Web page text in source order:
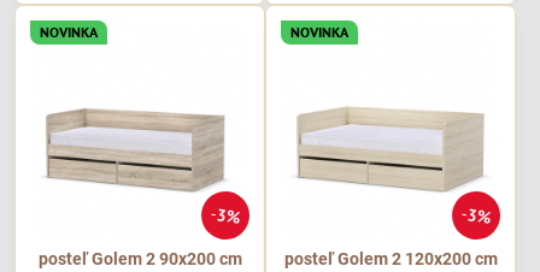
3%
NOVINKA
posteľ Golem 2 90x200 cm
3%
NOVINKA
posteľ Golem 2 120x200 cm